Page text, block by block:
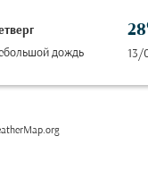
дождь
13/